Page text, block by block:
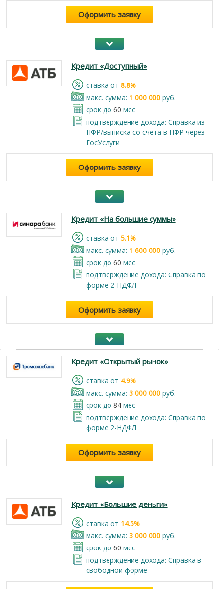
Оформить заявку
Кредит «Доступный»
cтавка от 8.8%
макс. сумма: 1 000 000руб.
срок до 60 мес
подтверждение дохода: Справка из
ПФР/выписка со счета в ПФР через
ГосУслуги
Оформить заявку
Кредит «На большие суммы»
cтавка от 5.1%
макс. сумма: 1 600 000руб.
срок до 60 мес
подтверждение дохода: Справка по
форме 2-НДФЛ
Оформить заявку
Кредит «Открытый рынок»
cтавка от 4.9%
макс. сумма: 3 000 000руб.
срок до 84мес
подтверждение дохода: Справка по
форме 2-НДФЛ
Оформить заявку
Кредит «Большие деньги»
cтавка от 14.5%
макс. сумма: 3 000 000руб.
срок до 60 мес
подтверждение дохода: Cправка в
свободной форме